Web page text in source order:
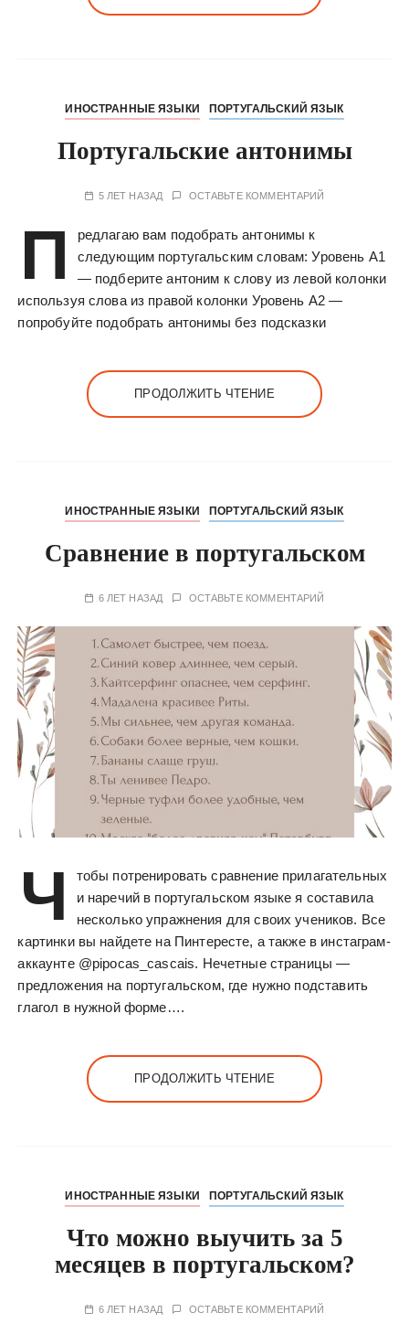
ИНОСТРАННЫЕ ЯЗЫКИ ПОРТУГАЛЬСКИЙ ЯЗЫК
Португальские антонимы
5 ЛЕТ НАЗАД ОСТАВЬТЕ КОММЕНТАРИЙ
П
редлагаю вам подобрать антонимы к
следующим португальским словам: Уровень А1
— подберите антоним к слову из левой колонки
используя слова из правой колонки Уровень А2 —
попробуйте подобрать антонимы без подсказки
ПРОДОЛЖИТЬ ЧТЕНИЕ
ИНОСТРАННЫЕ ЯЗЫКИ ПОРТУГАЛЬСКИЙ ЯЗЫК
Сравнение в португальском
6 ЛЕТ НАЗАД ОСТАВЬТЕ КОММЕНТАРИЙ
Ч
тобы потренировать сравнение прилагательных
и наречий в португальском языке я составила
несколько упражнения для своих учеников. Все
картинки вы найдете на Пинтересте, а также в инстаграм-
аккаунте @pipocas_cascais. Нечетные страницы —
предложения на португальском, где нужно подставить
глагол в нужной форме….
ПРОДОЛЖИТЬ ЧТЕНИЕ
ИНОСТРАННЫЕ ЯЗЫКИ ПОРТУГАЛЬСКИЙ ЯЗЫК
Что можно выучить за 5
месяцев в португальском?
6 ЛЕТ НАЗАД ОСТАВЬТЕ КОММЕНТАРИЙ